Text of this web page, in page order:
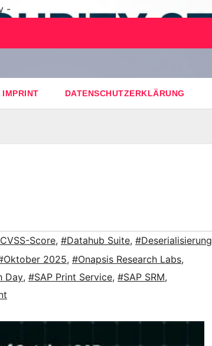
-
IMPRINT DATENSCHUTZERKLÄRUNG
Score, #Datahub Suite, #Deserialisierung
2025, #Onapsis Research Labs,
Day, #SAP Print Service, #SAP SRM,